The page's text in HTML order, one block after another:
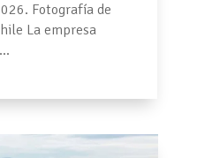
Fotografía de
La empresa